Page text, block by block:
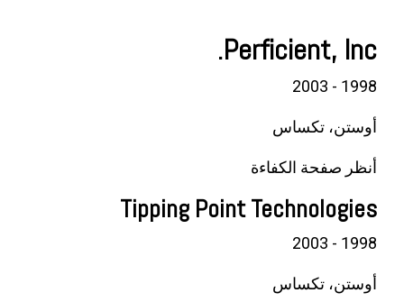
Perficient, Inc.
1998 - 2003
أوستن، تكساس
أنظر صفحة الكفاءة
Tipping Point Technologies
1998 - 2003
أوستن، تكساس